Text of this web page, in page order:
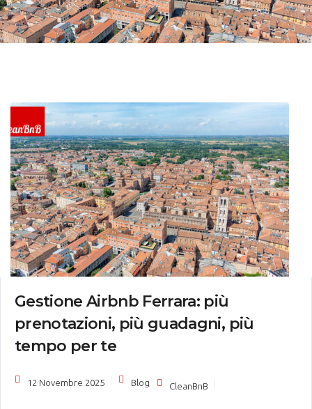
Gestione Airbnb Ferrara: più
prenotazioni, più guadagni, più
tempo per te
12 Novembre 2025 Blog CleanBnB